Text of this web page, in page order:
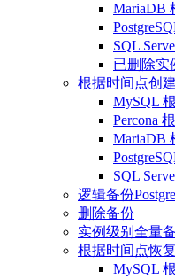
MariaDB
SQL
已删除实
根据时间点创建
MySQL
Percona
MariaDB
SQL
逻辑备份
删除备份
实例级别全量
根据时间点恢复
MySQL